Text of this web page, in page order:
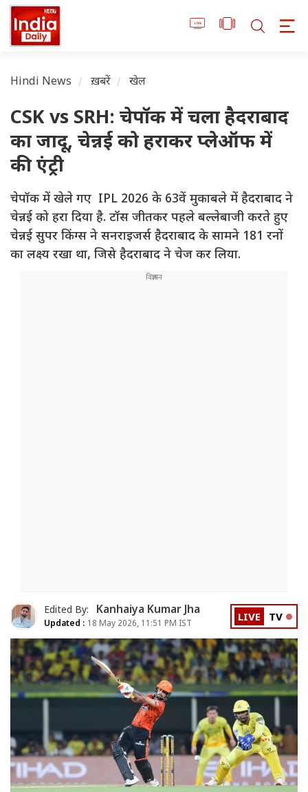
Hindi News ख़बरें खेल
CSK vs SRH: चेपॉक में चला हैदराबाद
का जादू, चेन्नई को हराकर प्लेऑफ में
की एंट्री
चेपॉक में खेले गए IPL 2026 के 63वें मुकाबले में हैदराबाद ने
चेन्नई को हरा दिया है. टॉस जीतकर पहले बल्लेबाजी करते हुए
चेन्नई सुपर किंग्स ने सनराइजर्स हैदराबाद के सामने 181 रनों
का लक्ष्य रखा था, जिसे हैदराबाद ने चेज कर लिया.
Edited By: Kanhaiya Kumar Jha
Updated : 18 May 2026, 11:51 PM IST LIVE TV